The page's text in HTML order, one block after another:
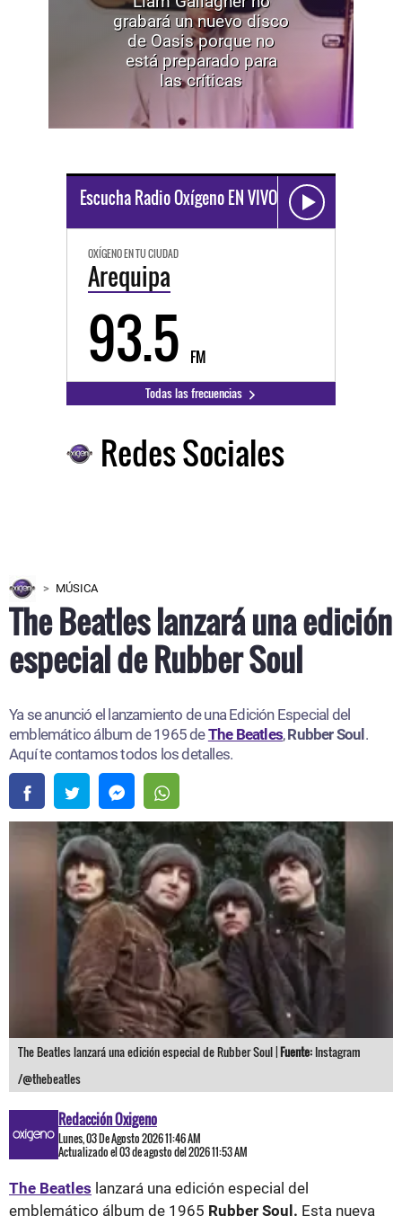
grabará un nuevo disco
de Oasis porque no
está preparado para
las críticas
Escucha Radio Oxígeno EN VIVO
OXÍGENO EN TU CIUDAD
Arequipa
93.5 FM
Todas las frecuencias
Redes Sociales
MÚSICA
The Beatles lanzará una edición
especial de Rubber Soul
Ya se anunció el lanzamiento de una Edición Especial del
emblemático álbum de 1965 deThe Beatles,Rubber Soul .
Aquí te contamos todos los detalles.
The Beatles lanzará una edición especial de Rubber Soul |Fuente: Instagram
/@thebeatles
Redacción Oxigeno
Lunes, 03 De Agosto 2026 11:46 AM
Actualizado el 03 de agosto del 2026 11:53 AM
The Beatles lanzará una edición especial del
emblemático álbum de 1965 Rubber Soul. Esta nueva